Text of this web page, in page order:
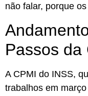
não falar, porque
Passos da
A CPMI do INSS,
trabalhos em